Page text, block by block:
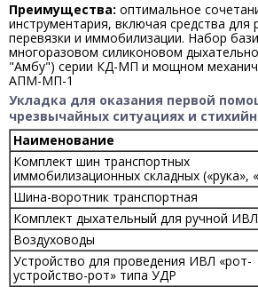
Преимущества: оптимальное
инструментария, включая средства для
перевязки и иммобилизации. Набор
многоразовом силиконовом
"Амбу") серии КД-МП и мощном
АПМ-МП-1
Укладка для оказания первой
чрезвычайных ситуациях и
Наименование
Комплект шин транспортных
иммобилизационных складных («рука»,
Шина-воротник транспортная
Комплект дыхательный для ручной ИВЛ
Воздуховоды
Устройство для проведения ИВЛ «рот-
устройство-рот» типа УДР